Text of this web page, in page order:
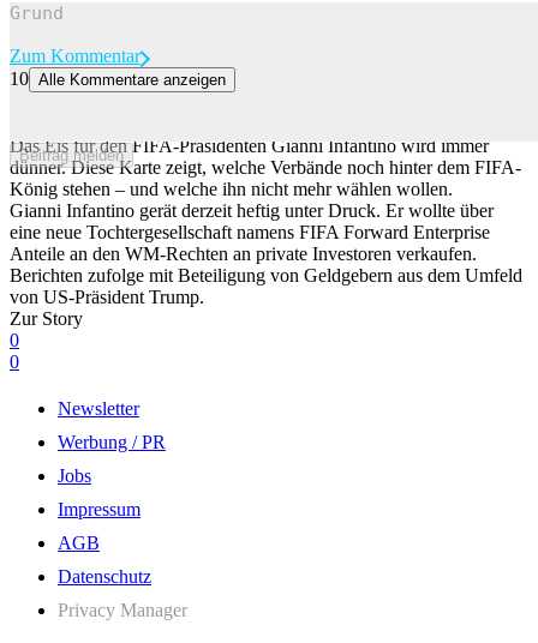
Beitrag melden
Zum Kommentar
10 Alle Kommentare anzeigen
Das Eis für den FIFA-Präsidenten Gianni Infantino wird immer
dünner. Diese Karte zeigt, welche Verbände noch hinter dem FIFA-
König stehen – und welche ihn nicht mehr wählen wollen.
Gianni Infantino gerät derzeit heftig unter Druck. Er wollte über
eine neue Tochtergesellschaft namens FIFA Forward Enterprise
Anteile an den WM-Rechten an private Investoren verkaufen.
Berichten zufolge mit Beteiligung von Geldgebern aus dem Umfeld
von US-Präsident Trump.
Zur Story
0
0
Newsletter
Werbung / PR
Jobs
Impressum
AGB
Datenschutz
Privacy Manager